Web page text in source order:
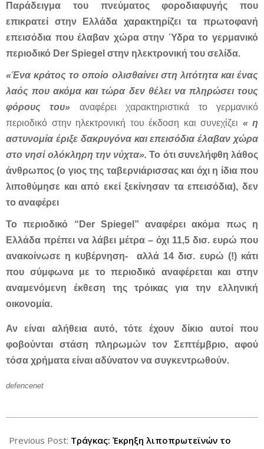
Παράδειγμα του πνεύματος φοροδιαφυγής που
επικρατεί στην Ελλάδα χαρακτηρίζει τα πρωτοφανή
επεισόδια που έλαβαν χώρα στην Ύδρα το γερμανικό
περιοδικό Der Spiegel στην ηλεκτρονική του σελίδα.
«Ένα κράτος το οποίο ολισθαίνει στη λιτότητα και ένας
λαός που ακόμα και τώρα δεν θέλει να πληρώσει τους
φόρους του» αναφέρει χαρακτηριστικά το γερμανικό
περιοδικό στην ηλεκτρονική του έκδοση και συνεχίζει « η
αστυνομία έριξε δακρυγόνα και επεισόδια έλαβαν χώρα
στο νησί ολόκληρη την νύχτα».To ότι συνελήφθη λάθος
άνθρωπος (ο γιος της ταβερνιάρισσας και όχι η ίδια που
λιποθύμησε και από εκεί ξεκίνησαν τα επεισόδια), δεν
το αναφέρει
Το περιοδικό “Der Spiegel” αναφέρει ακόμα πως η
Ελλάδα πρέπει να λάβει μέτρα – όχι 11,5 δισ. ευρώ που
ανακοίνωσε η κυβέρνηση- αλλά 14 δισ. ευρώ (!) κάτι
που σύμφωνα με το περιοδικό αναφέρεται και στην
αναμενόμενη έκθεση της τρόικας για την ελληνική
οικονομία.
Αν είναι αλήθεια αυτό, τότε έχουν δίκιο αυτοί που
φοβούνται στάση πληρωμών τον Σεπτέμβριο, αφού
τόσα χρήματα είναι αδύνατον να συγκεντρωθούν.
defencenet
08-
Previous Post: Τράγκας: Έκρηξη λιποπρωτεϊνών το